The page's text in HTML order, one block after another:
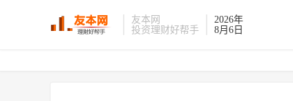
友本网
投资理财好帮手
2026年
8月6日